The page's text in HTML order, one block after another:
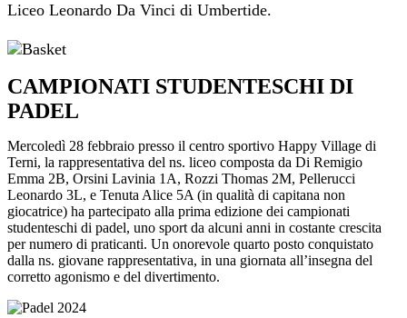
Liceo Leonardo Da Vinci di Umbertide.
CAMPIONATI STUDENTESCHI DI
PADEL
Mercoledì 28 febbraio presso il centro sportivo Happy Village di
Terni, la rappresentativa del ns. liceo composta da Di Remigio
Emma 2B, Orsini Lavinia 1A, Rozzi Thomas 2M, Pellerucci
Leonardo 3L, e Tenuta Alice 5A (in qualità di capitana non
giocatrice) ha partecipato alla prima edizione dei campionati
studenteschi di padel, uno sport da alcuni anni in costante crescita
per numero di praticanti. Un onorevole quarto posto conquistato
dalla ns. giovane rappresentativa, in una giornata all’insegna del
corretto agonismo e del divertimento.